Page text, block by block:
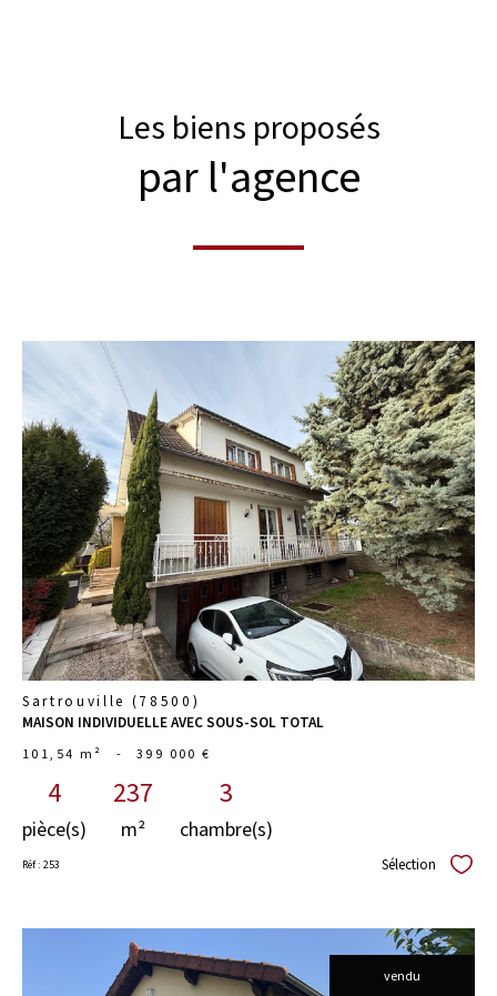
Les biens proposés
par l'agence
voir le
bien
Sartrouville (78500)
MAISON INDIVIDUELLE AVEC SOUS-SOL TOTAL
101,54 m² - 399 000 €
4
pièce(s)
237
m²
3
chambre(s)
Réf : 253 Sélection
vendu